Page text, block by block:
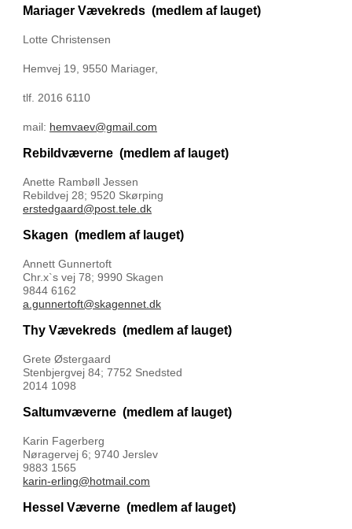
Mariager Vævekreds (medlem af lauget)
Lotte Christensen
Hemvej 19, 9550 Mariager,
tlf. 2016 6110
mail: hemvaev@gmail.com
Rebildvæverne (medlem af lauget)
Anette Rambøll Jessen
Rebildvej 28; 9520 Skørping
erstedgaard@post.tele.dk
Skagen (medlem af lauget)
Annett Gunnertoft
Chr.x`s vej 78; 9990 Skagen
9844 6162
a.gunnertoft@skagennet.dk
Thy Vævekreds (medlem af lauget)
Grete Østergaard
Stenbjergvej 84; 7752 Snedsted
2014 1098
Saltumvæverne (medlem af lauget)
Karin Fagerberg
Nøragervej 6; 9740 Jerslev
9883 1565
karin-erling@hotmail.com
Hessel Væverne (medlem af lauget)